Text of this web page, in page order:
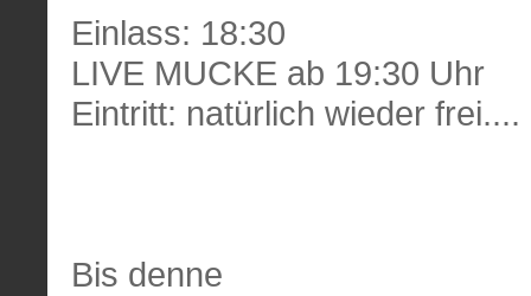
Einlass: 18:30
LIVE MUCKE ab 19:30 Uhr
Eintritt: natürlich wieder frei....
Bis denne